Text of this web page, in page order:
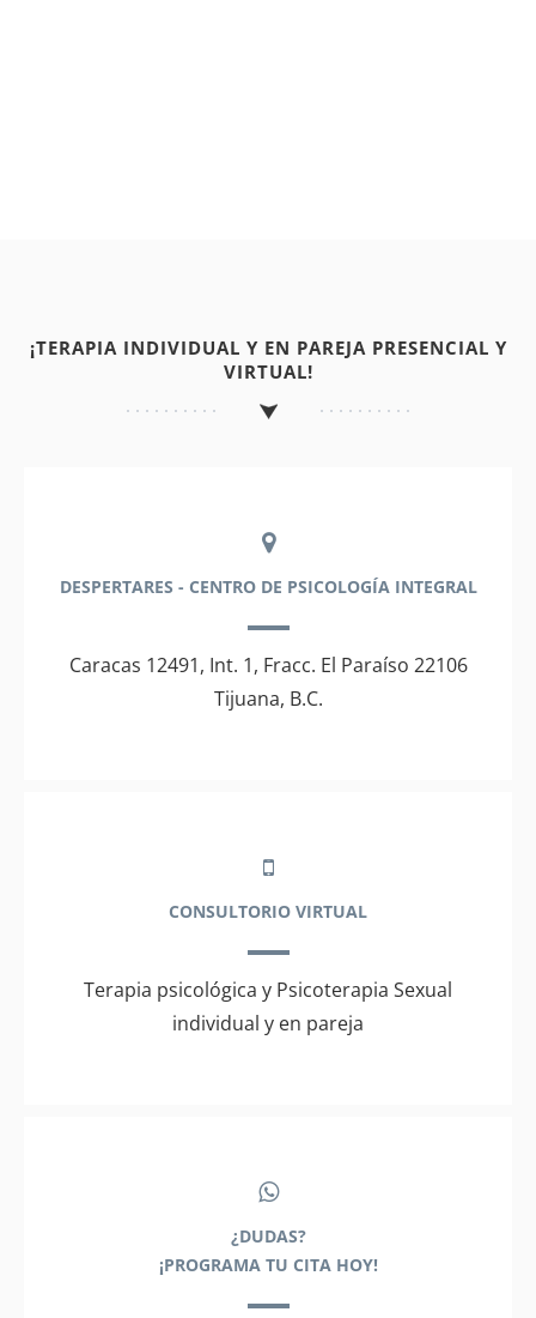
¡TERAPIA INDIVIDUAL Y EN PAREJA PRESENCIAL Y
VIRTUAL!
DESPERTARES - CENTRO DE PSICOLOGÍA INTEGRAL
Caracas 12491, Int. 1, Fracc. El Paraíso 22106
Tijuana, B.C.
CONSULTORIO VIRTUAL
Terapia psicológica y Psicoterapia Sexual
individual y en pareja
¿DUDAS?
¡PROGRAMA TU CITA HOY!